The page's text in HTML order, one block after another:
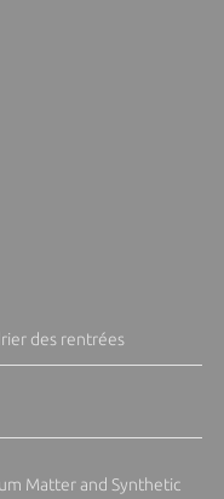
des rentrées
Matter and Synthetic